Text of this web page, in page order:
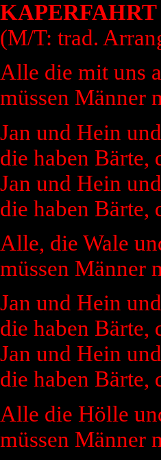
KAPERFAHRT
(M/T: trad.
Alle die mit uns
müssen Männer
Jan und Hein
die haben Bärte,
Jan und Hein
die haben Bärte,
Alle, die Wale
müssen Männer
Jan und Hein
die haben Bärte,
Jan und Hein
die haben Bärte,
Alle die Hölle
müssen Männer